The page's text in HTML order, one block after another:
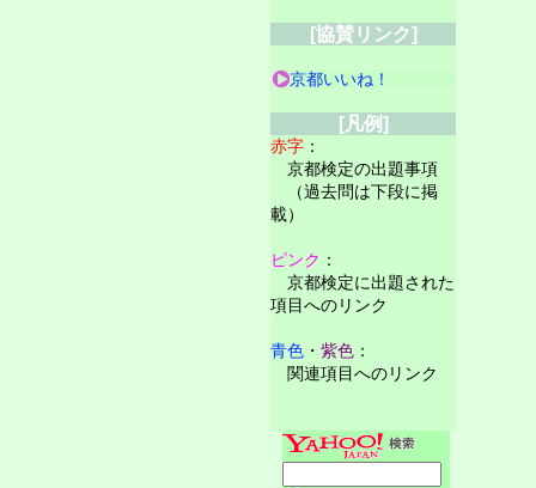
[協賛リンク]
京都いいね！
[凡例]
赤字 ：
京都検定の出題事項
（過去問は下段に掲
載）
ピンク ：
京都検定に出題された
項目へのリンク
青色 ・ 紫色 ：
関連項目へのリンク